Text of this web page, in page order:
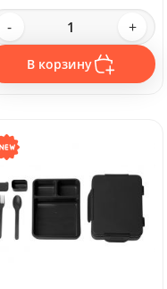
- +
В корзину